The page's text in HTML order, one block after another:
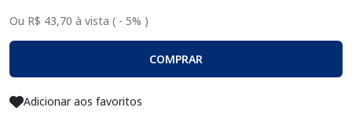
Ou R$ 43,70 à vista ( - 5% )
COMPRAR
Adicionar aos favoritos